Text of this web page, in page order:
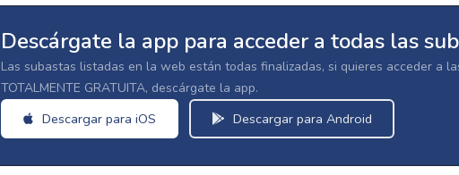
Descárgate la app para acceder a todas las
Las subastas listadas en la web están todas finalizadas, si quieres acceder a
TOTALMENTE GRATUITA, descárgate la app.
Descargar para iOS Descargar para Android